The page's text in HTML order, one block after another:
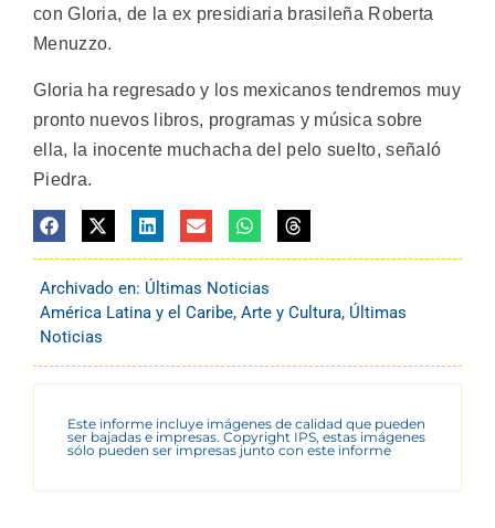
con Gloria, de la ex presidiaria brasileña Roberta
Menuzzo.
Gloria ha regresado y los mexicanos tendremos muy
pronto nuevos libros, programas y música sobre
ella, la inocente muchacha del pelo suelto, señaló
Piedra.
Archivado en: Últimas Noticias
América Latina y el Caribe, Arte y Cultura, Últimas
Noticias
Este informe incluye imágenes de calidad que pueden
ser bajadas e impresas. Copyright IPS, estas imágenes
sólo pueden ser impresas junto con este informe